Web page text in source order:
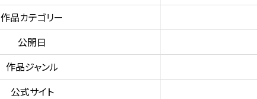
作品カテゴリー
公開日
作品ジャンル
公式サイト